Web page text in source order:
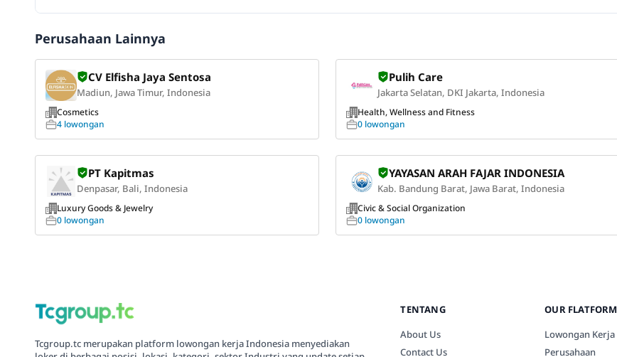
Perusahaan Lainnya
CV Elfisha Jaya Sentosa
Madiun, Jawa Timur, Indonesia
Cosmetics
4 lowongan
Pulih Care
Jakarta Selatan, DKI Jakarta, Indonesia
Health, Wellness and Fitness
0 lowongan
PT Kapitmas
Denpasar, Bali, Indonesia
Luxury Goods & Jewelry
0 lowongan
YAYASAN ARAH FAJAR INDONESIA
Kab. Bandung Barat, Jawa Barat, Indonesia
Civic & Social Organization
0 lowongan
Tcgroup.tc merupakan platform lowongan kerja Indonesia menyediakan
TENTANG
About Us
Contact Us
OUR FLATFORM
Lowongan Kerja
Perusahaan